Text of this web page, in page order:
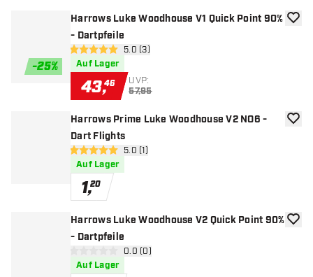
-25%
Harrows Luke Woodhouse V1 Quick Point 90%
- Dartpfeile
Bewertungsbereich öffnen
5 Bewertungssterne
5.0 (3)
Auf Lager
43,46 UVP:
57,95
Zur
Harrows Prime Luke Woodhouse V2 NO6 -
Dart Flights
Bewertungsbereich öffnen
5 Bewertungssterne
5.0 (1)
Auf Lager
1,20
Zur
Harrows Luke Woodhouse V2 Quick Point 90%
- Dartpfeile
Bewertungsbereich öffnen
0 Bewertungssterne
0.0 (0)
Auf Lager
Zur